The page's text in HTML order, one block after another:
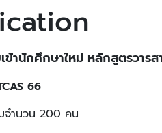
ข้านักศึกษาใหม่ หลักสูตรวา
66
จำนวน 200 คน